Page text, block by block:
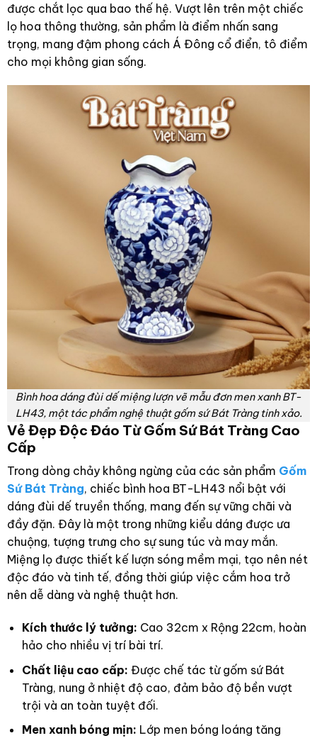
được chắt lọc qua bao thế hệ. Vượt lên trên một chiếc
lọ hoa thông thường, sản phẩm là điểm nhấn sang
trọng, mang đậm phong cách Á Đông cổ điển, tô điểm
cho mọi không gian sống.
Bình hoa dáng đùi dế miệng lượn vẽ mẫu đơn men xanh BT-
LH43, một tác phẩm nghệ thuật gốm sứ Bát Tràng tinh xảo.
Vẻ Đẹp Độc Đáo Từ Gốm Sứ Bát Tràng Cao
Cấp
Trong dòng chảy không ngừng của các sản phẩm Gốm
Sứ Bát Tràng, chiếc bình hoa BT-LH43 nổi bật với
dáng đùi dế truyền thống, mang đến sự vững chãi và
đầy đặn. Đây là một trong những kiểu dáng được ưa
chuộng, tượng trưng cho sự sung túc và may mắn.
Miệng lọ được thiết kế lượn sóng mềm mại, tạo nên nét
độc đáo và tinh tế, đồng thời giúp việc cắm hoa trở
nên dễ dàng và nghệ thuật hơn.
Kích thước lý tưởng: Cao 32cm x Rộng 22cm, hoàn
hảo cho nhiều vị trí bài trí.
Chất liệu cao cấp: Được chế tác từ gốm sứ Bát
Tràng, nung ở nhiệt độ cao, đảm bảo độ bền vượt
trội và an toàn tuyệt đối.
Men xanh bóng mịn: Lớp men bóng loáng tăng